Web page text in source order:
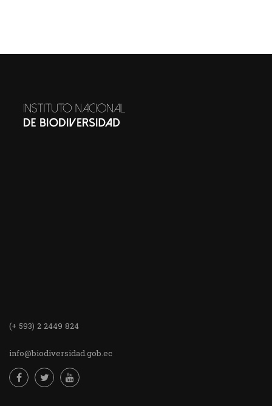
(+ 593) 2 2449 824
info@biodiversidad.gob.ec